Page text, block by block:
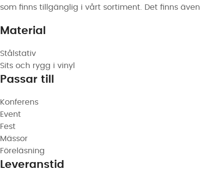
som finns tillgänglig i vårt sortiment. Det finns även
Material
Stålstativ
Sits och rygg i vinyl
Passar till
Konferens
Event
Fest
Mässor
Föreläsning
Leveranstid